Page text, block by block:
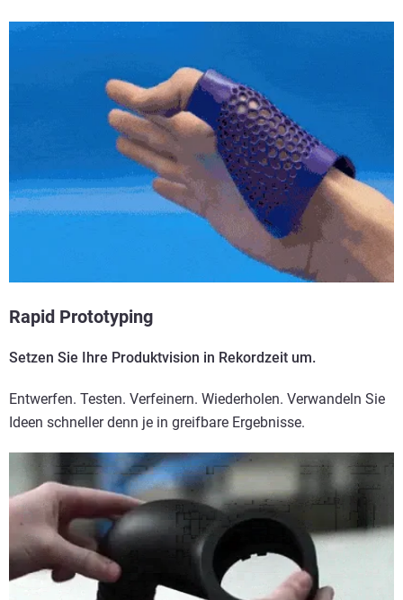
Rapid Prototyping
Setzen Sie Ihre Produktvision in Rekordzeit um.
Entwerfen. Testen. Verfeinern. Wiederholen. Verwandeln Sie
Ideen schneller denn je in greifbare Ergebnisse.